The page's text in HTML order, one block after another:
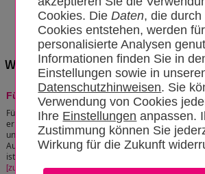
Cookies. DieDaten, die durch
Cookies entstehen, werden
personalisierte Analysen
Informationen finden Sie in
Einstellungen sowie in
Datenschutzhinweisen. Sie
Verwendung von Cookies
Ihre Einstellungen anpassen.
Zustimmung können Sie
Wirkung für die Zukunft
Wissensbereich: "Füllarmatur"
Fülleinrichtung
Fülleinrichtungen (Heizungsnachspeisung)
erleichtern die genaue Druckhaltung in offenen
und geschlossenen Heiz- und Kühlsystemen.
Auch eine langsame Befüllung dieser Anlagen
ist durch die Einrichtungen gewährleistet.
[zum Artikel]